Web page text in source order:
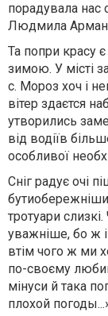
порадувала нас
Людмила
Та попри красу є
зимою. У місті
с. Мороз хоч і
вітер здаєтся
утворились
від водіїв
особливої
Сніг радує очі
тротуари
уважніше, бо ж і
втім чого ж ми
по-своєму
мінуси й така
плохой